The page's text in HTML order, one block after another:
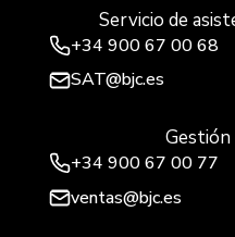
Servicio de
+34 900 67 00 68
SAT@bjc.es
Gestión
+34 900 67 00 77
ventas@bjc.es